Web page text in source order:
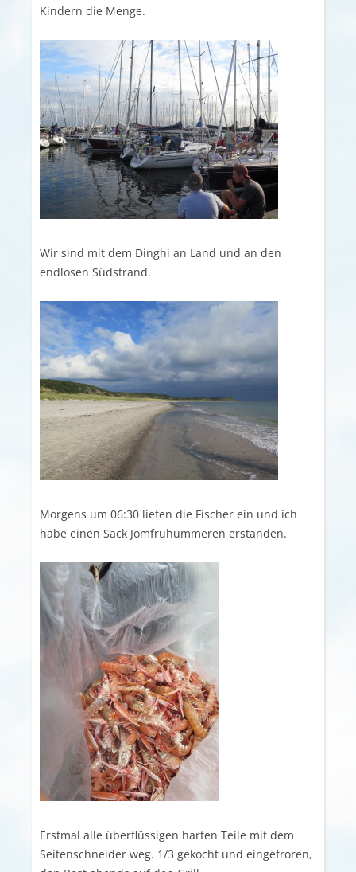
Kindern die Menge.
Wir sind mit dem Dinghi an Land und an den
endlosen Südstrand.
Morgens um 06:30 liefen die Fischer ein und ich
habe einen Sack Jomfruhummeren erstanden.
Erstmal alle überflüssigen harten Teile mit dem
Seitenschneider weg. 1/3 gekocht und eingefroren,